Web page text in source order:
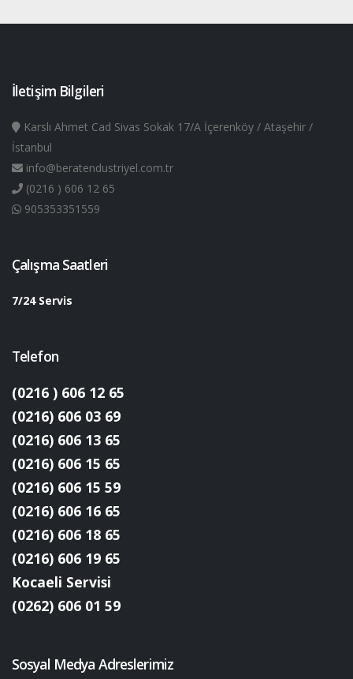
İletişim Bilgileri
Karslı Ahmet Cad Sivas Sokak 17/A İçerenköy / Ataşehir /
İstanbul
info@beratendustriyel.com.tr
(0216 ) 606 12 65
905353351559
Çalışma Saatleri
7/24 Servis
Telefon
(0216 ) 606 12 65
(0216) 606 03 69
(0216) 606 13 65
(0216) 606 15 65
(0216) 606 15 59
(0216) 606 16 65
(0216) 606 18 65
(0216) 606 19 65
Kocaeli Servisi
(0262) 606 01 59
Sosyal Medya Adreslerimiz